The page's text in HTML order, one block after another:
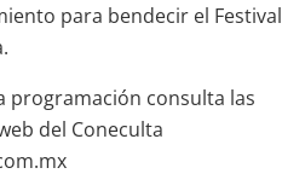
para bendecir el Festival
programación consulta las
del Coneculta